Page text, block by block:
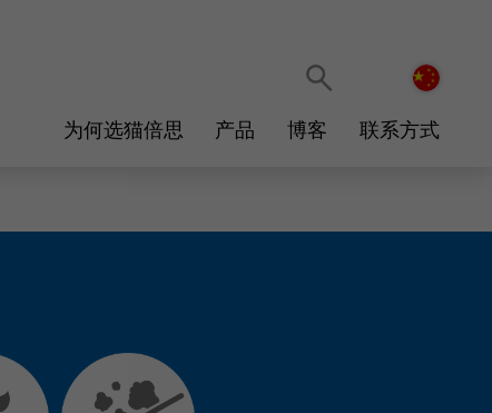
为何选猫倍思 产品 博客 联系方式